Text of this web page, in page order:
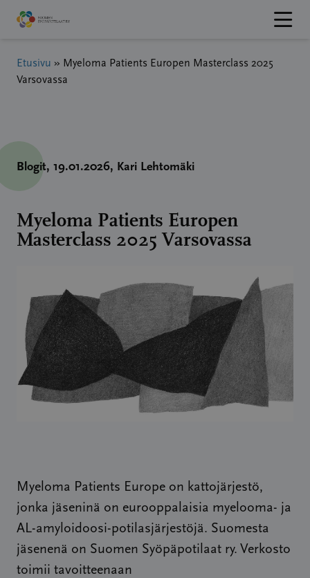
Hyppää
sisältöön
Etusivu » Myeloma Patients Europen Masterclass 2025
Varsovassa
Blogit, 19.01.2026, Kari Lehtomäki
Myeloma Patients Europen
Masterclass 2025 Varsovassa
Myeloma Patients Europe on kattojärjestö,
jonka jäseninä on eurooppalaisia myelooma- ja
AL-amyloidoosi-potilasjärjestöjä. Suomesta
jäsenenä on Suomen Syöpäpotilaat ry. Verkosto
toimii tavoitteenaan